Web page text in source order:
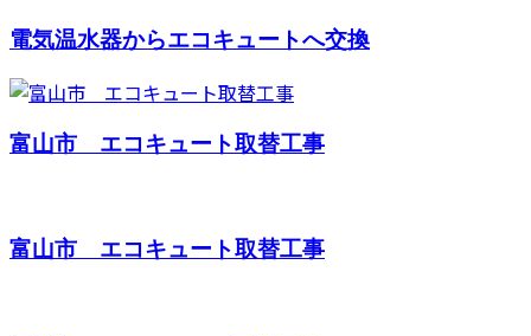
電気温水器からエコキュートへ交換
富山市 エコキュート取替工事
富山市 エコキュート取替工事